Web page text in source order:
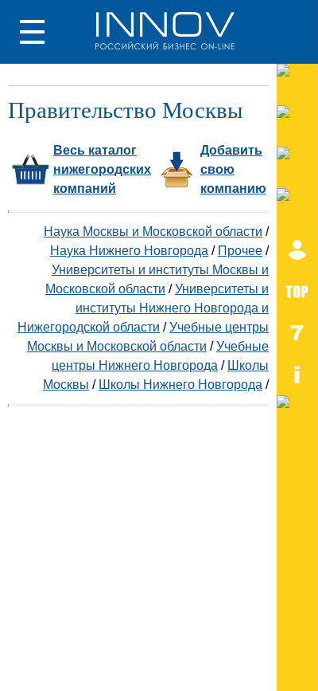
Правительство Москвы
Весь каталог
нижегородских
компаний
Добавить
свою
компанию
Наука Москвы и Московской области /
Наука Нижнего Новгорода / Прочее /
Университеты и институты Москвы и
Московской области /Университеты и
институты Нижнего Новгорода и
Нижегородской области /Учебные центры
Москвы и Московской области /Учебные
центры Нижнего Новгорода / Школы
Москвы / Школы Нижнего Новгорода /